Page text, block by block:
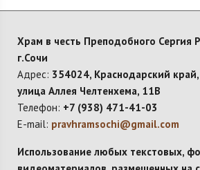
Храм в честь Преподобного Сергия
г.Сочи
Адрес: 354024, Краснодарский
улица Аллея Челтенхема, 11В
Телефон: +7 (938) 471-41-03
E-mail: pravhramsochi@gmail.com
Использование любых текстовых,